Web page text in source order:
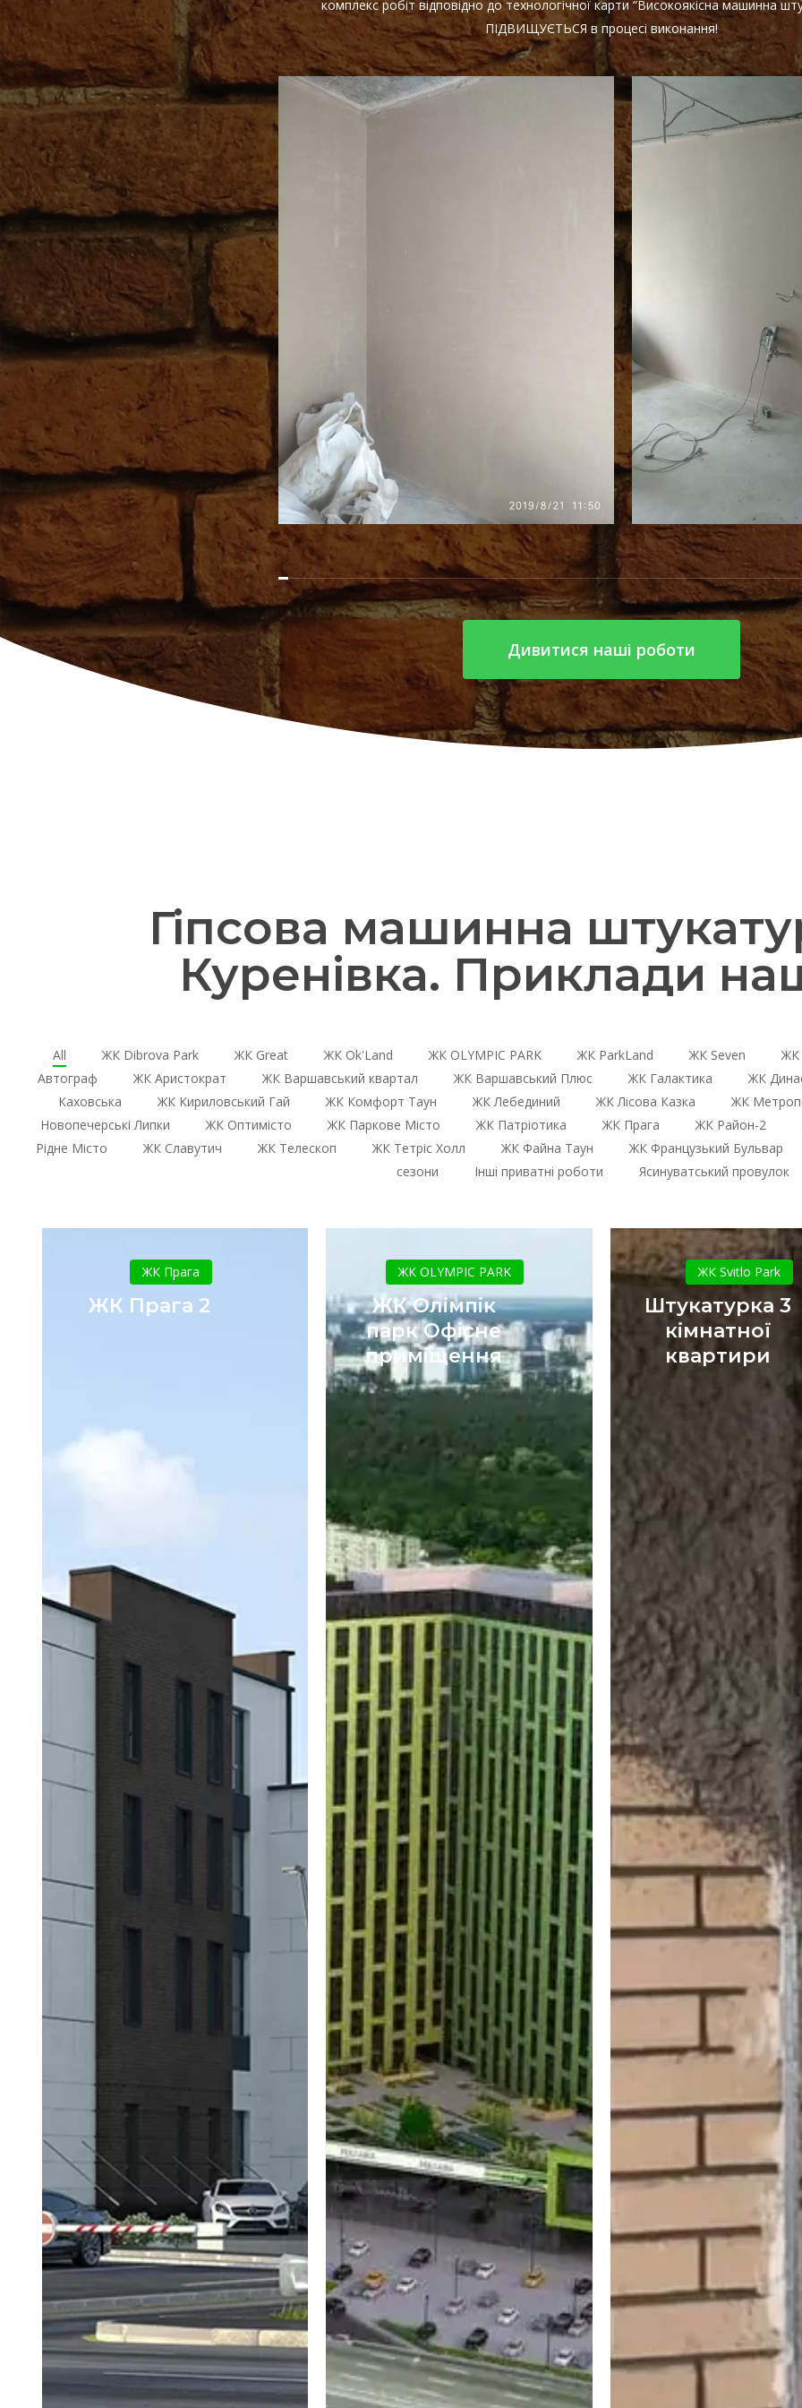
комплекс робіт відповідно до технологічної карти “Високоякісна машинна
ПІДВИЩУЄТЬСЯ в процесі виконання!
Дивитися наші роботи
Гіпсова машинна
Куренівка. Приклади
All ЖК Dibrova Park ЖК Great ЖК Ok'Land ЖК OLYMPIC PARK ЖК ParkLand ЖК Seven ЖК
Автограф
ЖК Аристократ ЖК Варшавський квартал ЖК Варшавський Плюс ЖК Галактика ЖК
Каховська
ЖК Кириловський Гай ЖК Комфорт Таун ЖК Лебединий ЖК Лісова Казка ЖК
Новопечерські Липки
ЖК Оптимісто ЖК Паркове Місто ЖК Патріотика ЖК Прага ЖК Район-2
Рідне Місто
ЖК Славутич ЖК Телескоп ЖК Тетріс Холл ЖК Файна Таун ЖК Французький Бульвар
сезони
Інші приватні роботи Ясинуватський провулок
Прага
2
ЖК Прага
ЖК Прага 2
Олімпік
парк
Офісне
приміщення
ЖК OLYMPIC PARK
ЖК Олімпік
парк Офісне
приміщення
3
кімнатної
квартири
ЖК Svitlo Park
Штукатурка 3
кімнатної
квартири